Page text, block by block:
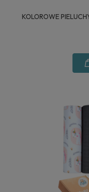
KOLOROWE PIELUCHY